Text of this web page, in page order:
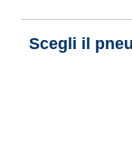
Scegli il